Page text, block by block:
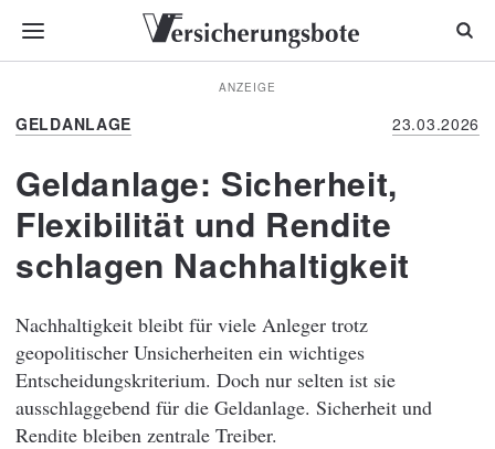
ANZEIGE
GELDANLAGE 23.03.2026
Geldanlage: Sicherheit,
Flexibilität und Rendite
schlagen Nachhaltigkeit
Nachhaltigkeit bleibt für viele Anleger trotz
geopolitischer Unsicherheiten ein wichtiges
Entscheidungskriterium. Doch nur selten ist sie
ausschlaggebend für die Geldanlage. Sicherheit und
Rendite bleiben zentrale Treiber.